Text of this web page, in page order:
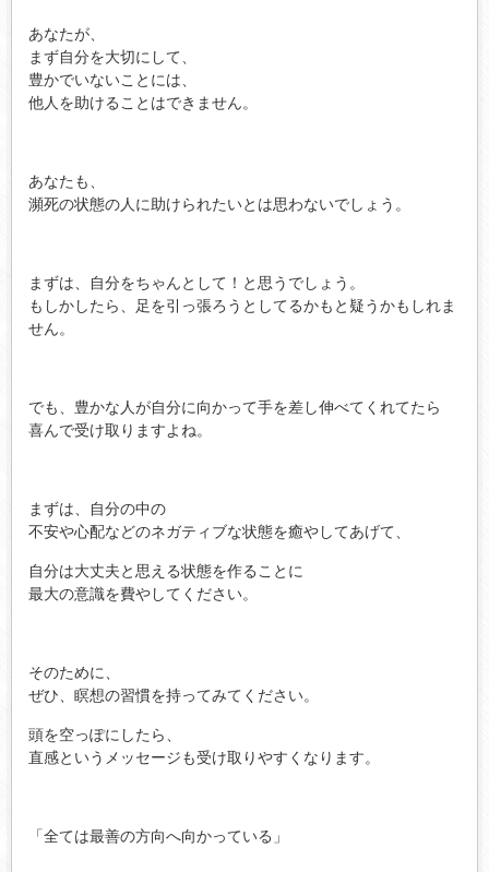
あなたが、
まず自分を大切にして、
豊かでいないことには、
他人を助けることはできません。
あなたも、
瀕死の状態の人に助けられたいとは思わないでしょう。
まずは、自分をちゃんとして！と思うでしょう。
もしかしたら、足を引っ張ろうとしてるかもと疑うかもしれま
せん。
でも、豊かな人が自分に向かって手を差し伸べてくれてたら
喜んで受け取りますよね。
まずは、自分の中の
不安や心配などのネガティブな状態を癒やしてあげて、
自分は大丈夫と思える状態を作ることに
最大の意識を費やしてください。
そのために、
ぜひ、瞑想の習慣を持ってみてください。
頭を空っぽにしたら、
直感というメッセージも受け取りやすくなります。
「全ては最善の方向へ向かっている」